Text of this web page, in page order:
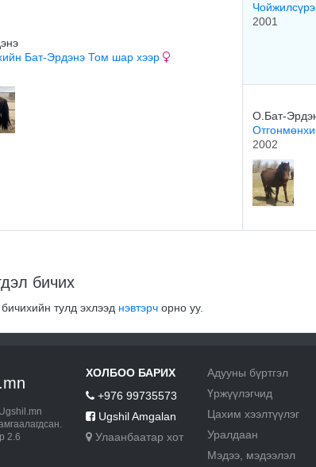
Бат-Эрдэнэ Том шар хээр
2001
О.Бат-
2002
бичих
бичихийн тулд эхлээд нэвтэрч орно уу.
2.6
ХОЛБОО БАРИХ
+976 99735573
Ugshil Amgalan
Улаанбаатар хот
Адууны бүртгэл
Үржүүлэгчид
Цахим хээлтүүлэг
Уралдаан
Мэдээ, мэдээлэл